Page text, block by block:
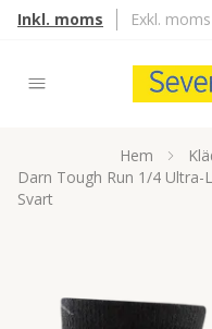
Inkl. moms Exkl. moms
Hem
Darn Tough Run 1/4
Svart